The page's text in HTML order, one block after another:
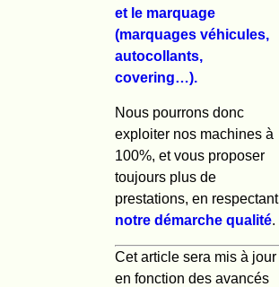
et le marquage
(marquages véhicules,
autocollants,
covering…).
Nous pourrons donc
exploiter nos machines à
100%, et vous proposer
toujours plus de
prestations, en respectant
notre démarche qualité.
Cet article sera mis à jour
en fonction des avancés